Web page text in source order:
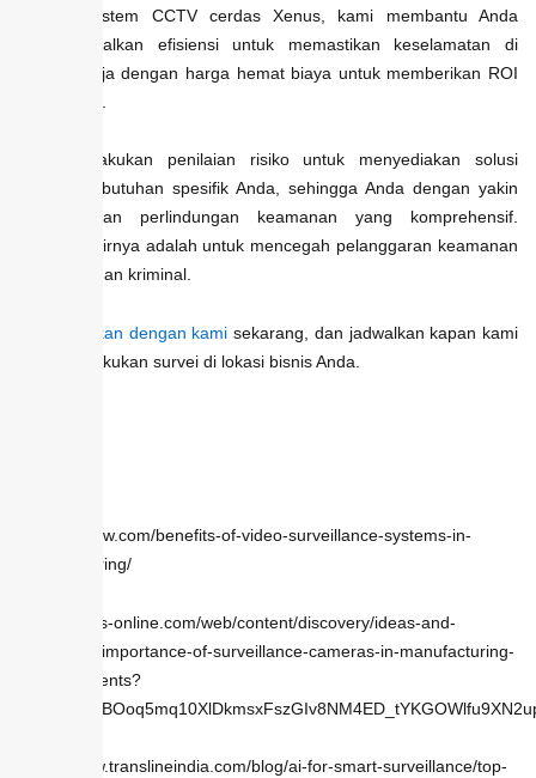
Dengan sistem CCTV cerdas Xenus, kami membantu Anda
mengoptimalkan efisiensi untuk memastikan keselamatan di
tempat kerja dengan harga hemat biaya untuk memberikan ROI
Kami melakukan penilaian risiko untuk menyediakan solusi
dengan kebutuhan spesifik Anda, sehingga Anda dengan yakin
mendapatkan perlindungan keamanan yang komprehensif.
Tujuan akhirnya adalah untuk mencegah pelanggaran keamanan
dan serangan kriminal.
Konsultasikan dengan kami sekarang, dan jadwalkan kapan kami
dapat melakukan survei di lokasi bisnis Anda.
https://2krew.com/benefits-of-video-surveillance-systems-in-
manufacturing/
https://ph.rs-online.com/web/content/discovery/ideas-and-
advice/the-importance-of-surveillance-cameras-in-manufacturing-
establishments?
https://www.translineindia.com/blog/ai-for-smart-surveillance/top-